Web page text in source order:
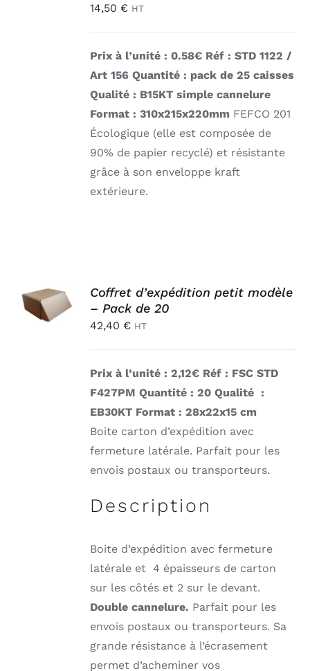
14,50 € HT
Prix à l’unité : 0.58€ Réf : STD 1122 /
Art 156Quantité : pack de 25 caisses
Qualité : B15KT simple cannelure
Format : 310x215x220mm FEFCO 201
Écologique (elle est composée de
90% de papier recyclé) et résistante
grâce à son enveloppe kraft
extérieure.
AU
PANIER
/
Coffret d’expédition petit modèle
– Pack de 20
42,40 € HT
Prix à l’unité : 2,12€ Réf : FSC STD
F427PMQuantité : 20 Qualité :
EB30KT Format : 28x22x15 cm
Boite carton d’expédition avec
fermeture latérale. Parfait pour les
envois postaux ou transporteurs.
Description
Boite d’expédition avec fermeture
latérale et 4 épaisseurs de carton
sur les côtés et 2 sur le devant.
Double cannelure. Parfait pour les
envois postaux ou transporteurs. Sa
grande résistance à l’écrasement
permet d’acheminer vos